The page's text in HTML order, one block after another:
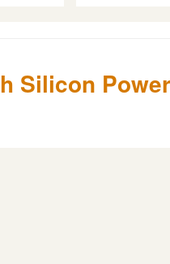
Silicon